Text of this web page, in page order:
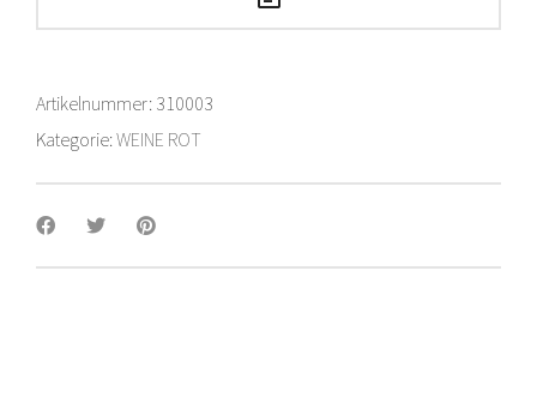
Artikelnummer: 310003
Kategorie:WEINE ROT